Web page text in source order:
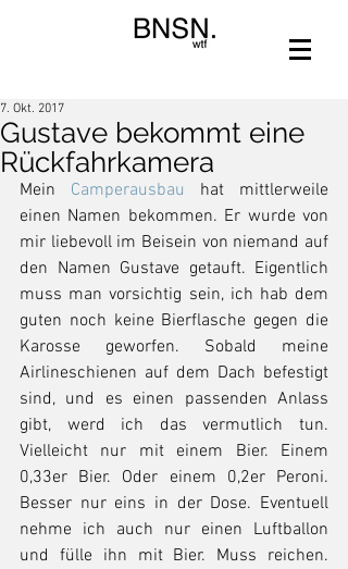
Gustave bekommt eine
Rückfahrkamera
7. Okt. 2017
Mein Camperausbau hat mittlerweile
einen Namen bekommen. Er wurde von
mir liebevoll im Beisein von niemand auf
den Namen Gustave getauft. Eigentlich
muss man vorsichtig sein, ich hab dem
guten noch keine Bierflasche gegen die
Karosse geworfen. Sobald meine
Airlineschienen auf dem Dach befestigt
sind, und es einen passenden Anlass
gibt, werd ich das vermutlich tun.
Vielleicht nur mit einem Bier. Einem
0,33er Bier. Oder einem 0,2er Peroni.
Besser nur eins in der Dose. Eventuell
nehme ich auch nur einen Luftballon
und fülle ihn mit Bier. Muss reichen.